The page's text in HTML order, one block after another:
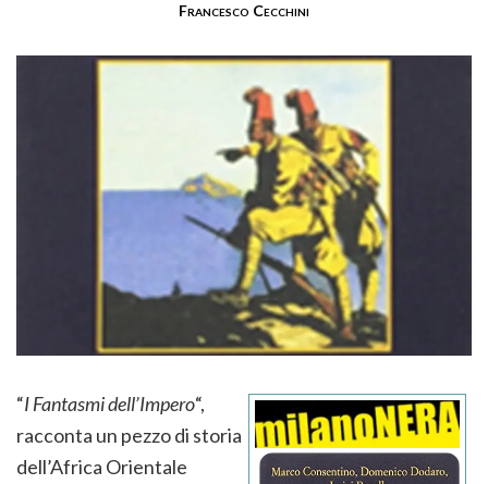
Francesco Cecchini
“I Fantasmi dell’Impero“,
racconta un pezzo di storia
dell’Africa Orientale